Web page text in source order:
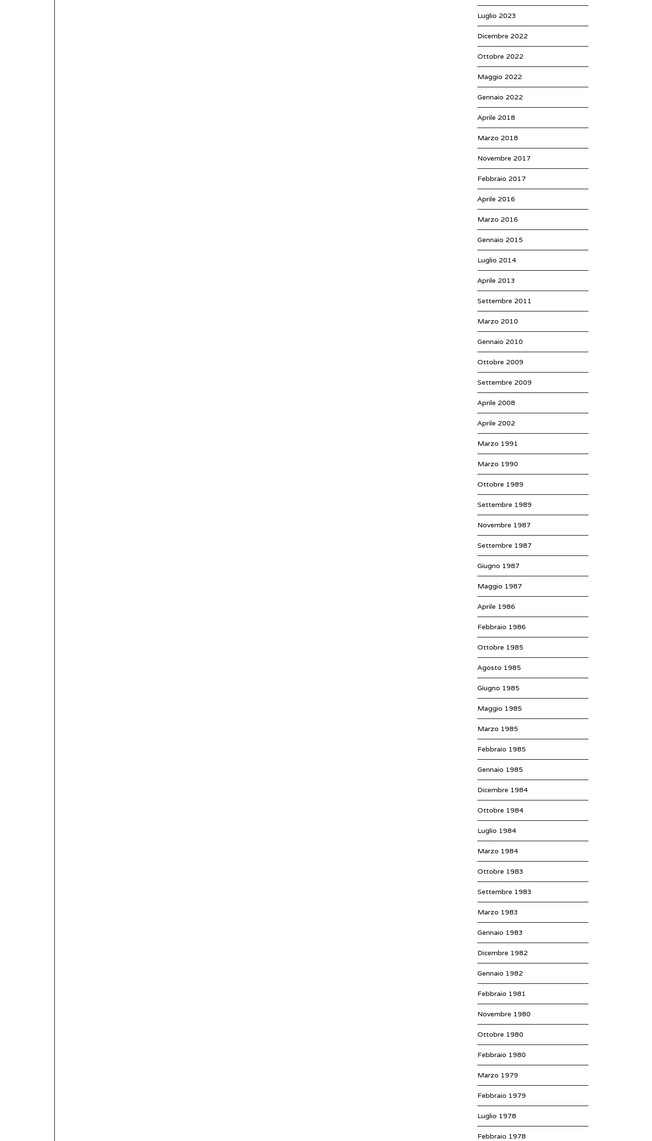
Luglio 2023
Dicembre 2022
Ottobre 2022
Maggio 2022
Gennaio 2022
Aprile 2018
Marzo 2018
Novembre 2017
Febbraio 2017
Aprile 2016
Marzo 2016
Gennaio 2015
Luglio 2014
Aprile 2013
Settembre 2011
Marzo 2010
Gennaio 2010
Ottobre 2009
Settembre 2009
Aprile 2008
Aprile 2002
Marzo 1991
Marzo 1990
Ottobre 1989
Settembre 1989
Novembre 1987
Settembre 1987
Giugno 1987
Maggio 1987
Aprile 1986
Febbraio 1986
Ottobre 1985
Agosto 1985
Giugno 1985
Maggio 1985
Marzo 1985
Febbraio 1985
Gennaio 1985
Dicembre 1984
Ottobre 1984
Luglio 1984
Marzo 1984
Ottobre 1983
Settembre 1983
Marzo 1983
Gennaio 1983
Dicembre 1982
Gennaio 1982
Febbraio 1981
Novembre 1980
Ottobre 1980
Febbraio 1980
Marzo 1979
Febbraio 1979
Luglio 1978
Febbraio 1978